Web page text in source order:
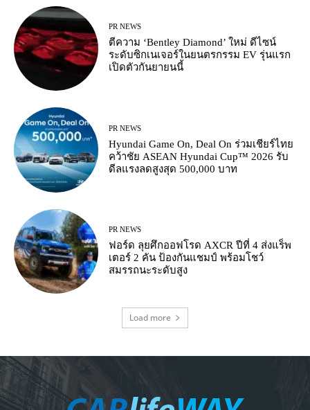
PR NEWS
ตีความ ‘Bentley Diamond’ ใหม่ ดีไซน์
ระดับซิกเนเจอร์ในยนตรกรรม EV รุ่นแรก
เปิดตัวกันยายนนี้
PR NEWS
Hyundai Game On, Deal On ร่วมเชียร์ไทย
คว้าชัย ASEAN Hyundai Cup™ 2026 รับ
ดีลแรงลดสูงสุด 500,000 บาท
PR NEWS
ฟอร์ด ลุยศึกออฟโรด AXCR ปีที่ 4 ส่งแร็พ
เตอร์ 2 คัน ป้องกันแชมป์ พร้อมโชว์
สมรรถนะระดับสูง
Load more